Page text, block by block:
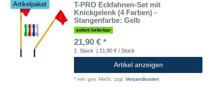
Artikelpaket
T-PRO Eckfahnen-Set mit
Knickgelenk (4 Farben) -
Stangenfarbe: Gelb
sofort lieferbar
21,90 € *
1 Stück | 21,90 € / Stück
Artikel anzeigen
* inkl. ges. MwSt. zzgl. Versandkosten